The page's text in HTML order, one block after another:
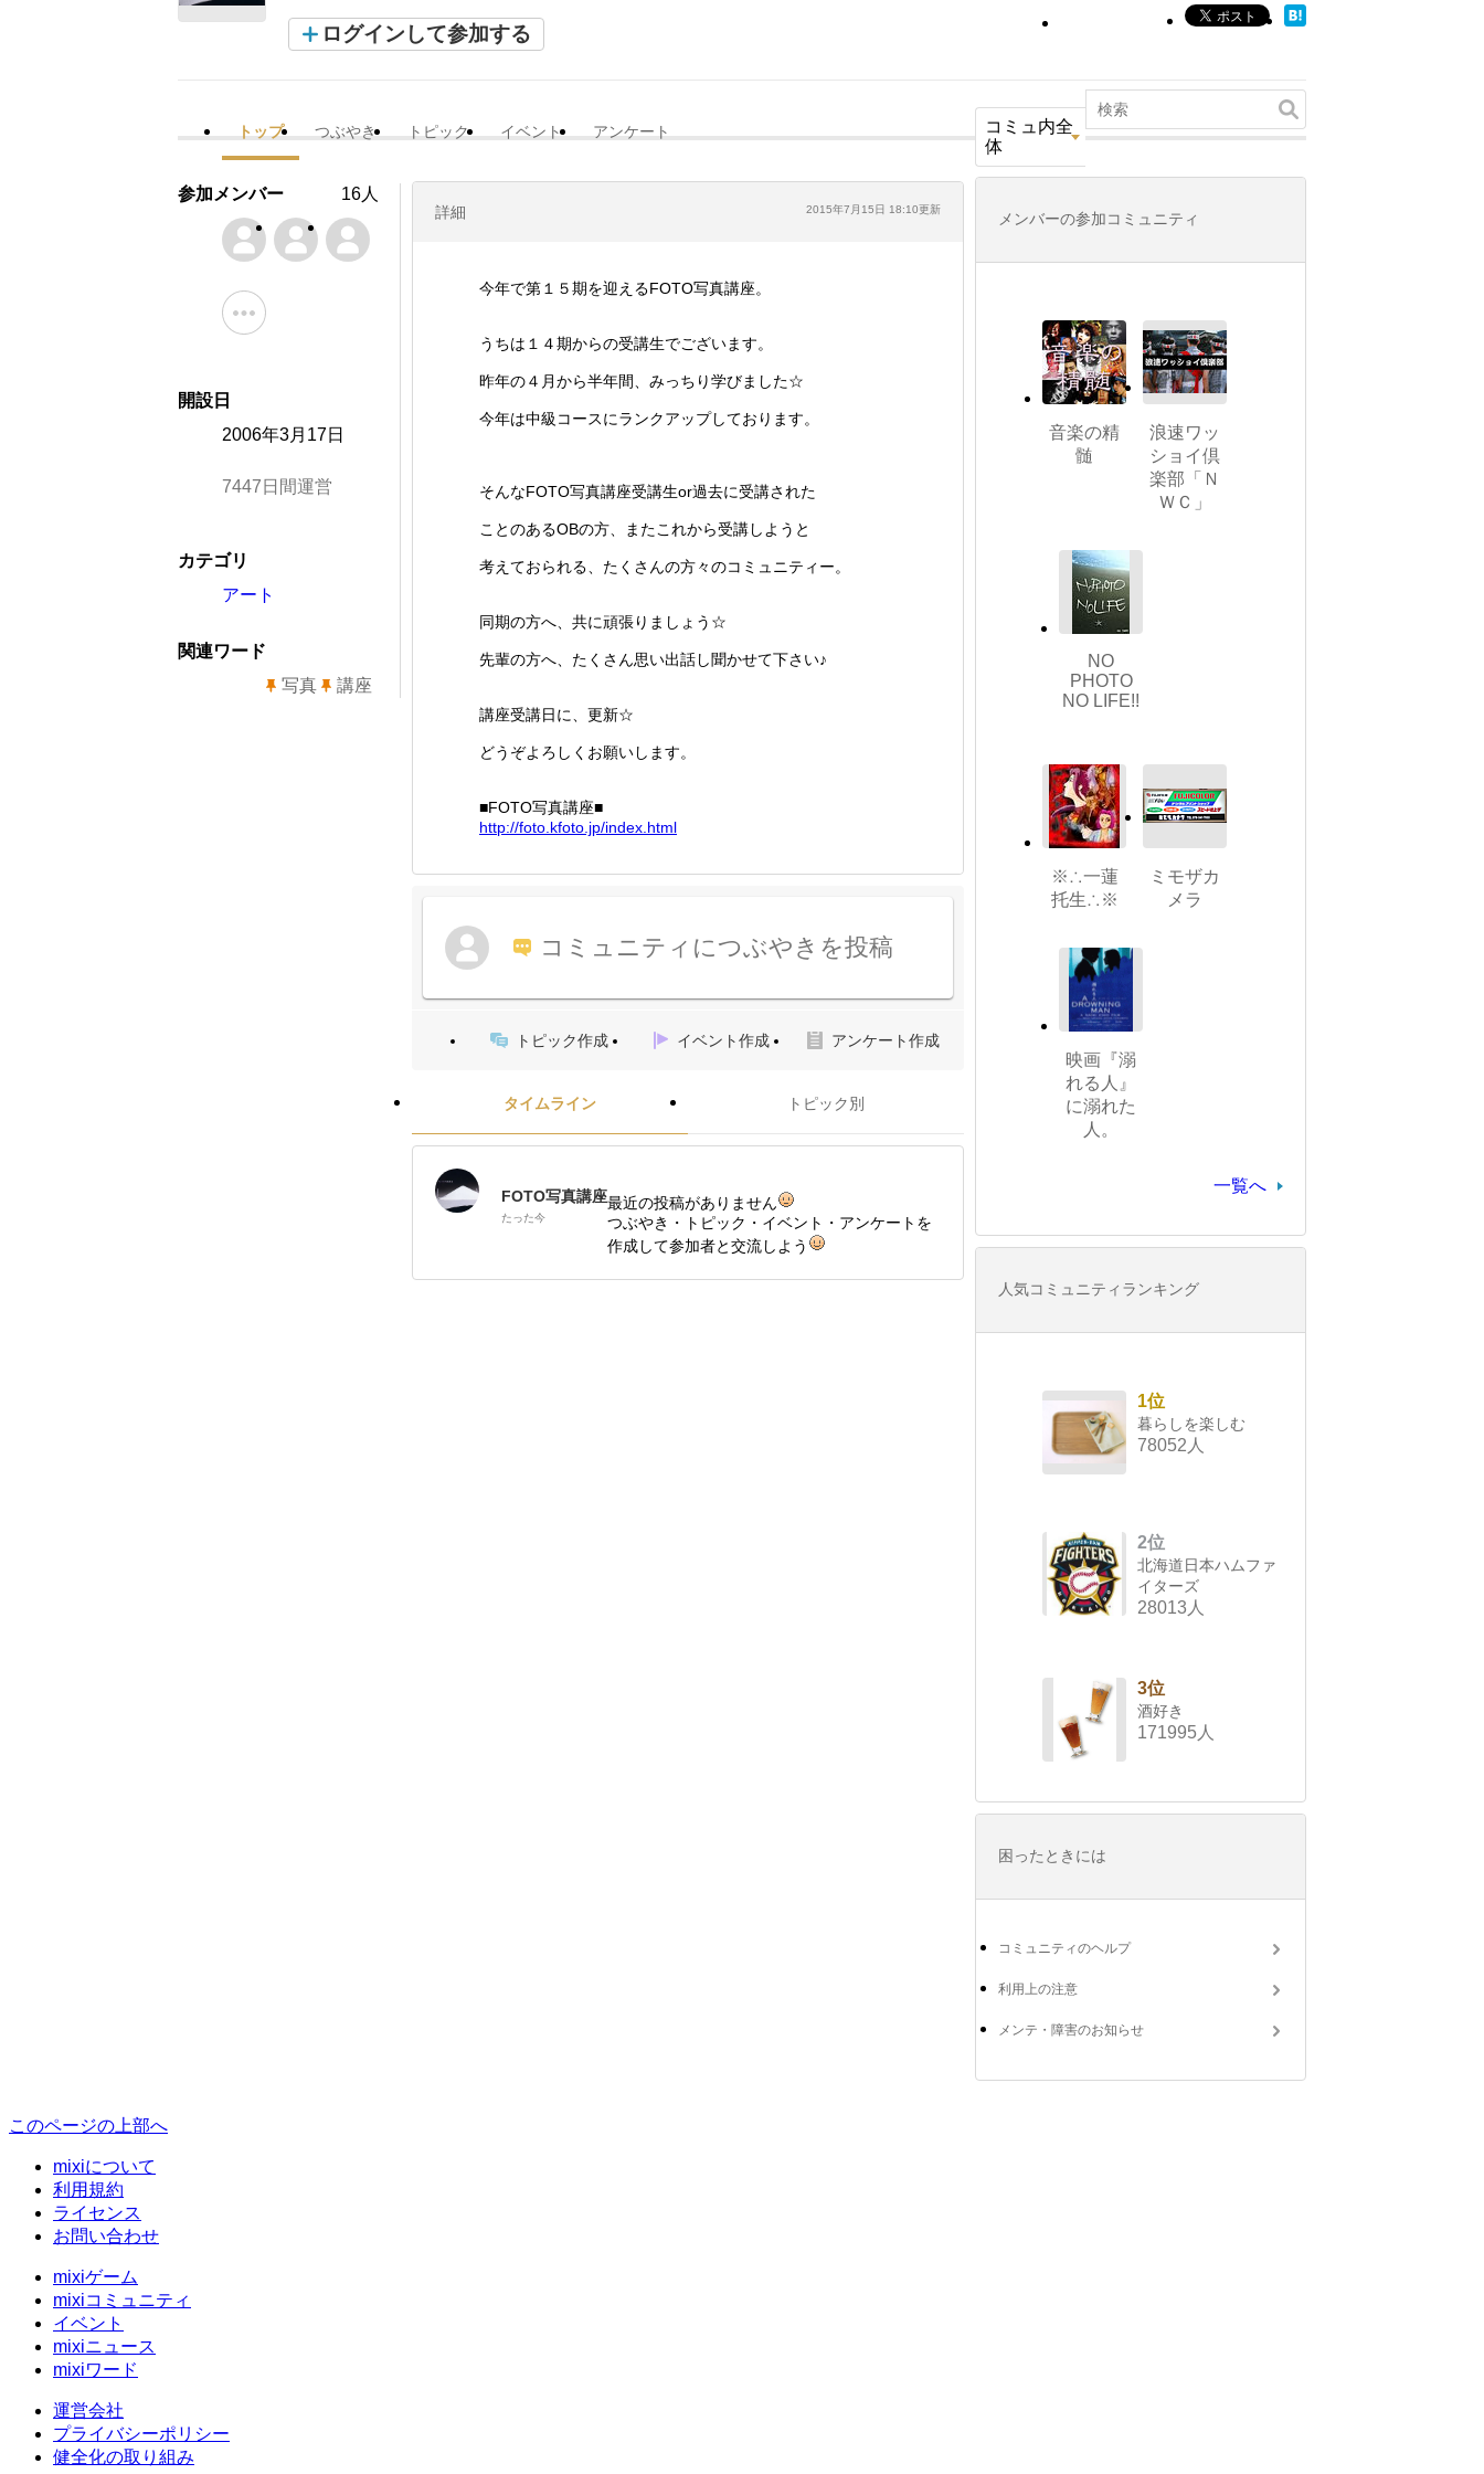
ログインして参加する
トップ つぶやき トピック イベント アンケート
コミュ内全
体
詳細 2015年7月15日 18:10更新
今年で第１５期を迎えるFOTO写真講座。
うちは１４期からの受講生でございます。
昨年の４月から半年間、みっちり学びました☆
今年は中級コースにランクアップしております。
そんなFOTO写真講座受講生or過去に受講された
ことのあるOBの方、またこれから受講しようと
考えておられる、たくさんの方々のコミュニティー。
同期の方へ、共に頑張りましょう☆
先輩の方へ、たくさん思い出話し聞かせて下さい♪
講座受講日に、更新☆
どうぞよろしくお願いします。
■FOTO写真講座■
http://foto.kfoto.jp/index.html
コミュニティにつぶやきを投稿
トピック作成 イベント作成 アンケート作成
タイムライン トピック別
FOTO写真講座
たった今
最近の投稿がありません
つぶやき・トピック・イベント・アンケートを
作成して参加者と交流しよう
参加メンバー 16人
開設日
2006年3月17日
7447日間運営
カテゴリ
アート
関連ワード
写真
講座
メンバーの参加コミュニティ
音楽の精
髄
浪速ワッ
ショイ倶
楽部「Ｎ
ＷＣ」
NO
PHOTO
NO LIFE!!
※∴一蓮
托生∴※
ミモザカ
メラ
映画『溺
れる人』
に溺れた
人。
一覧へ
人気コミュニティランキング
1位
暮らしを楽しむ
78052人
2位
北海道日本ハムファ
イターズ
28013人
3位
酒好き
171995人
困ったときには
コミュニティのヘルプ
利用上の注意
メンテ・障害のお知らせ
このページの上部へ
mixiについて
利用規約
ライセンス
お問い合わせ
mixiゲーム
mixiコミュニティ
イベント
mixiニュース
mixiワード
運営会社
プライバシーポリシー
健全化の取り組み